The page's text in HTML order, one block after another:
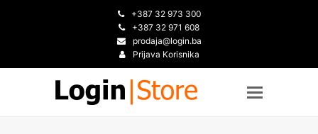
+387 32 973 300
+387 32 971 608
prodaja@login.ba
Prijava Korisnika